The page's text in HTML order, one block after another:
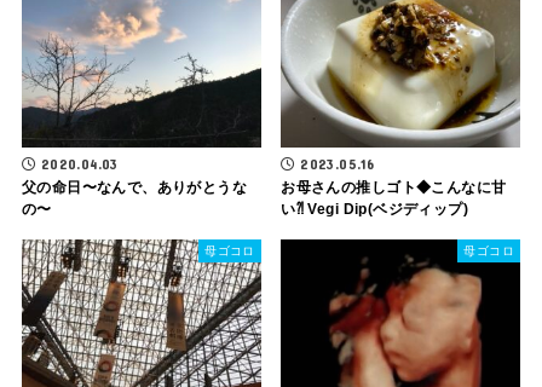
2020.04.03
父の命日〜なんで、ありがとうな
の〜
2023.05.16
お母さんの推しゴト◆こんなに甘
い⁈ Vegi Dip(ベジディップ)
母ゴコロ 母ゴコロ